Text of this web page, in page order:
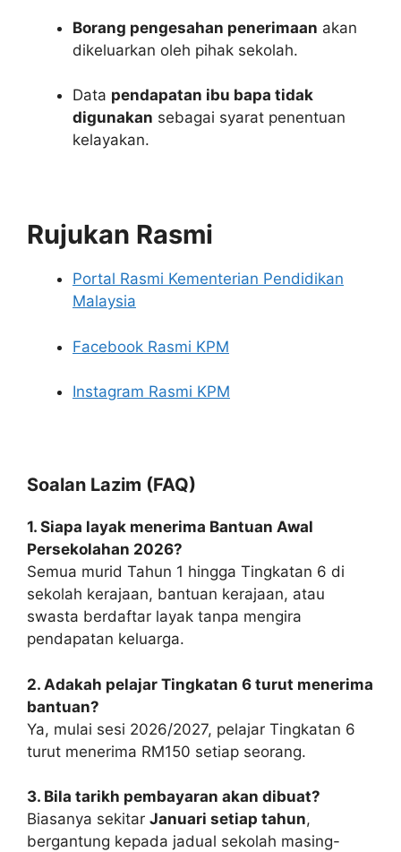
Borang pengesahan penerimaan akan
dikeluarkan oleh pihak sekolah.
Data pendapatan ibu bapa tidak
digunakan sebagai syarat penentuan
kelayakan.
Rujukan Rasmi
Portal Rasmi Kementerian Pendidikan
Malaysia
Facebook Rasmi KPM
Instagram Rasmi KPM
Soalan Lazim (FAQ)
1. Siapa layak menerima Bantuan Awal
Persekolahan 2026?
Semua murid Tahun 1 hingga Tingkatan 6 di
sekolah kerajaan, bantuan kerajaan, atau
swasta berdaftar layak tanpa mengira
pendapatan keluarga.
2. Adakah pelajar Tingkatan 6 turut menerima
bantuan?
Ya, mulai sesi 2026/2027, pelajar Tingkatan 6
turut menerima RM150 setiap seorang.
3. Bila tarikh pembayaran akan dibuat?
Biasanya sekitar Januari setiap tahun,
bergantung kepada jadual sekolah masing-